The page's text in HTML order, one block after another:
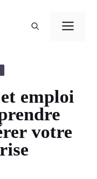
emploi
votre